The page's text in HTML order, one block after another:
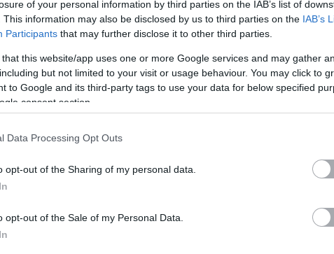
of your personal information by third parties on the IAB’s list of
This information may also be disclosed by us to third parties on the IAB’s
Participants that may further disclose it to other third parties.
that this website/app uses one or more Google services and may gather
but not limited to your visit or usage behaviour. You may click to
to Google and its third-party tags to use your data for below specified
consent section.
Data Processing Opt Outs
opt-out of the Sharing of my personal data.
opt-out of the Sale of my Personal Data.
UJA
2026